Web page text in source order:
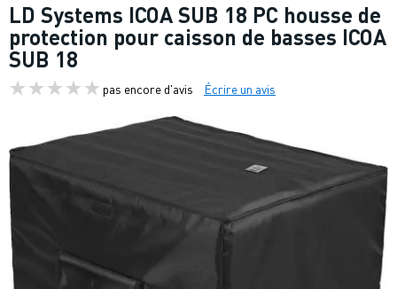
LD Systems ICOA SUB 18 PC housse de
protection pour caisson de basses ICOA
SUB 18
pas encore d'avis Écrire un avis